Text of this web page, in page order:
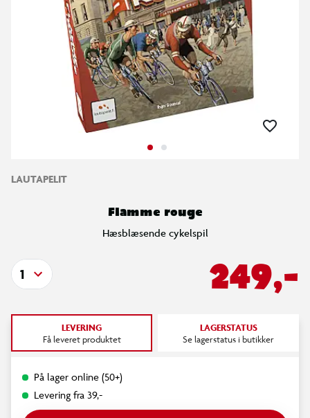
LAUTAPELIT
Flamme rouge
Hæsblæsende cykelspil
249,-
1
LEVERING
Få leveret produktet
LAGERSTATUS
Se lagerstatus i butikker
På lager online (50+)
Levering fra 39,-